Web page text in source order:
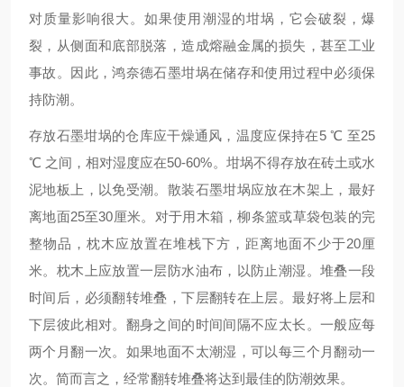
对质量影响很大。如果使用潮湿的坩埚，它会破裂，爆
裂，从侧面和底部脱落，造成熔融金属的损失，甚至工业
事故。因此，鸿奈德石墨坩埚在储存和使用过程中必须保
持防潮。
存放石墨坩埚的仓库应干燥通风，温度应保持在5 ℃ 至25
℃ 之间，相对湿度应在50-60%。坩埚不得存放在砖土或水
泥地板上，以免受潮。散装石墨坩埚应放在木架上，最好
离地面25至30厘米。对于用木箱，柳条篮或草袋包装的完
整物品，枕木应放置在堆栈下方，距离地面不少于20厘
米。枕木上应放置一层防水油布，以防止潮湿。堆叠一段
时间后，必须翻转堆叠，下层翻转在上层。最好将上层和
下层彼此相对。翻身之间的时间间隔不应太长。一般应每
两个月翻一次。如果地面不太潮湿，可以每三个月翻动一
次。简而言之，经常翻转堆叠将达到最佳的防潮效果。